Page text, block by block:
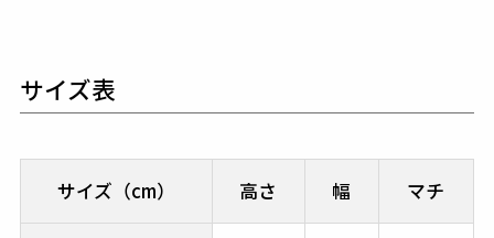
サイズ表
サイズ（cm） 高さ 幅 マチ